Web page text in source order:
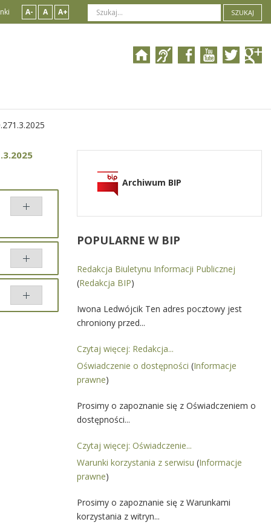
A- A A+ SZUKAJ
przez
Archiwum BIP
POPULARNE W BIP
Redakcja Biuletynu Informacji Publicznej
(Redakcja BIP)
Iwona Ledwójcik Ten adres pocztowy jest
chroniony przed...
Czytaj więcej: Redakcja...
Oświadczenie o dostępności (Informacje
prawne)
Prosimy o zapoznanie się z Oświadczeniem o
dostępności...
Czytaj więcej: Oświadczenie...
Warunki korzystania z serwisu (Informacje
prawne)
Prosimy o zapoznanie się z Warunkami
korzystania z witryn...